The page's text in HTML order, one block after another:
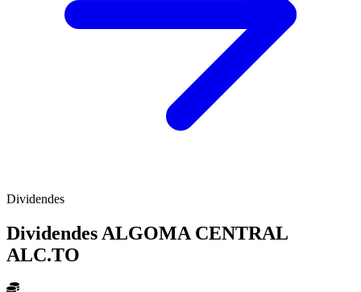
Dividendes
Dividendes ALGOMA CENTRAL
ALC.TO